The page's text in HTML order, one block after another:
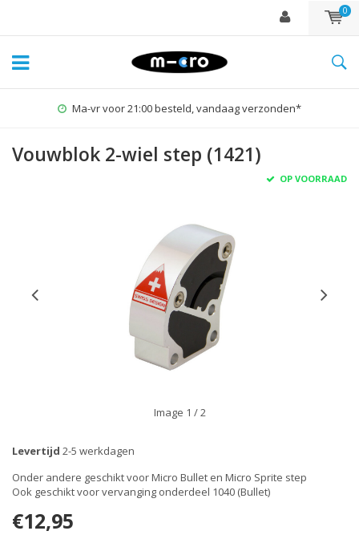
0
Ma-vr voor 21:00 besteld, vandaag verzonden*
Vouwblok 2-wiel step (1421)
OP VOORRAAD
Image 1 / 2
Levertijd 2-5 werkdagen
Onder andere geschikt voor Micro Bullet en Micro Sprite step
Ook geschikt voor vervanging onderdeel 1040 (Bullet)
€12,95